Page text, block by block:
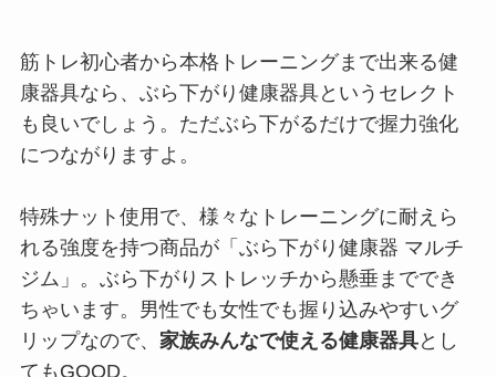
筋トレ初心者から本格トレーニングまで出来る健
康器具なら、ぶら下がり健康器具というセレクト
も良いでしょう。ただぶら下がるだけで握力強化
につながりますよ。
特殊ナット使用で、様々なトレーニングに耐えら
れる強度を持つ商品が「ぶら下がり健康器 マルチ
ジム」。ぶら下がりストレッチから懸垂まででき
ちゃいます。男性でも女性でも握り込みやすいグ
リップなので、 家族みんなで使える健康器具とし
てもGOOD。